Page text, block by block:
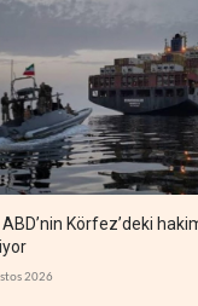
Körfez’deki
2026